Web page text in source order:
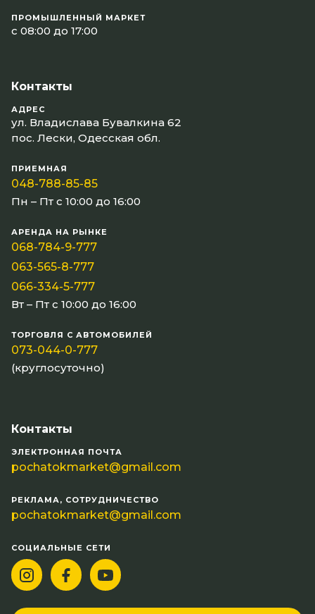
ПРОМЫШЛЕННЫЙ МАРКЕТ
с 08:00 до 17:00
Контакты
АДРЕС
ул. Владислава Бувалкина 62
пос. Лески, Одесская обл.
ПРИЕМНАЯ
048-788-85-85
Пн – Пт с 10:00 до 16:00
АРЕНДА НА РЫНКЕ
068-784-9-777
063-565-8-777
066-334-5-777
Вт – Пт с 10:00 до 16:00
ТОРГОВЛЯ С АВТОМОБИЛЕЙ
073-044-0-777
(круглосуточно)
Контакты
ЭЛЕКТРОННАЯ ПОЧТА
pochatokmarket@gmail.com
РЕКЛАМА, СОТРУДНИЧЕСТВО
pochatokmarket@gmail.com
СОЦИАЛЬНЫЕ СЕТИ